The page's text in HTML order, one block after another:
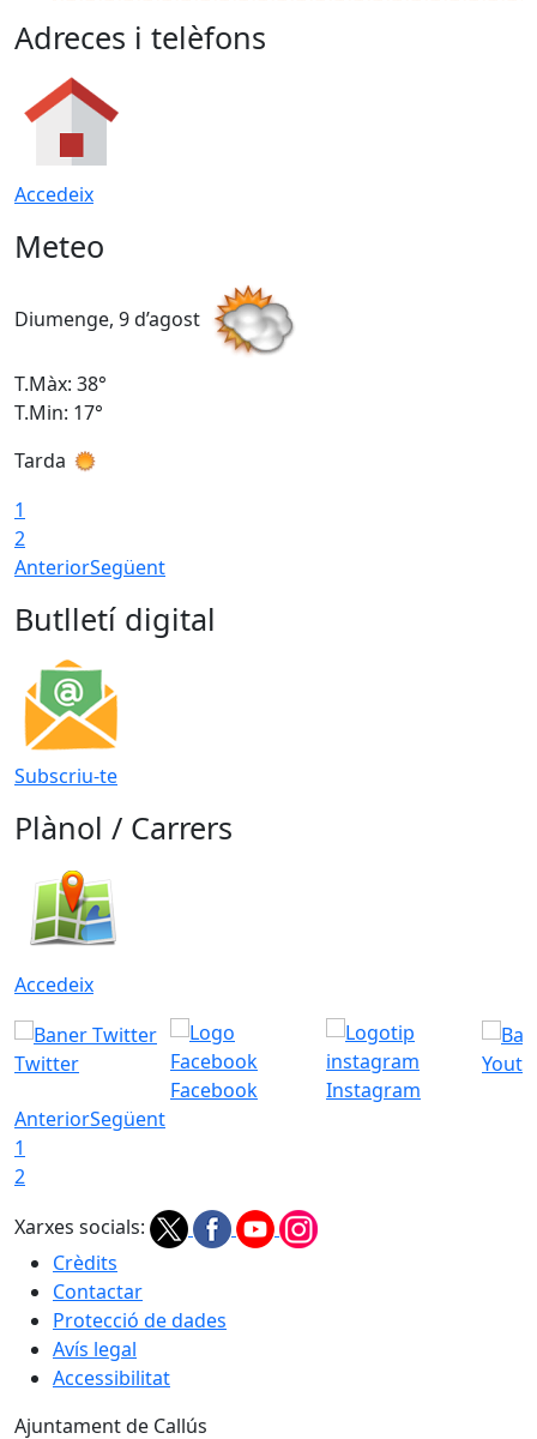
Adreces i telèfons
Accedeix
Meteo
Diumenge, 9 d’agost
T.Màx: 38°
T.Min: 17°
Tarda
1
2
AnteriorSegüent
Butlletí digital
Subscriu-te
Plànol / Carrers
Accedeix
Twitter
Facebook
Instagram
AnteriorSegüent
1
2
Xarxes socials:
Crèdits
Contactar
Protecció de dades
Avís legal
Accessibilitat
Ajuntament de Callús